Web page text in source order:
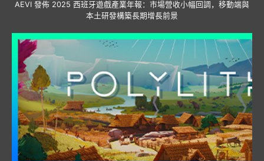
AEVI 發佈 2025 西班牙遊戲產業年報：市場營收小幅回調，移動端與
本土研發構築長期增長前景